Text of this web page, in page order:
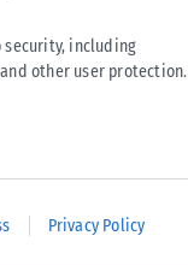
security, including
other user protection.
Privacy Policy